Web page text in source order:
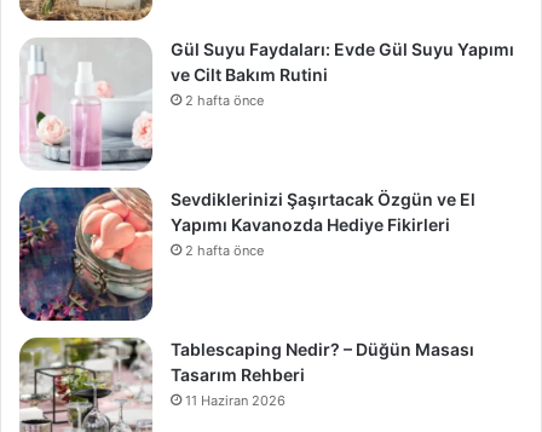
Gül Suyu Faydaları: Evde Gül Suyu Yapımı
ve Cilt Bakım Rutini
2 hafta önce
Sevdiklerinizi Şaşırtacak Özgün ve El
Yapımı Kavanozda Hediye Fikirleri
2 hafta önce
Tablescaping Nedir? – Düğün Masası
Tasarım Rehberi
11 Haziran 2026